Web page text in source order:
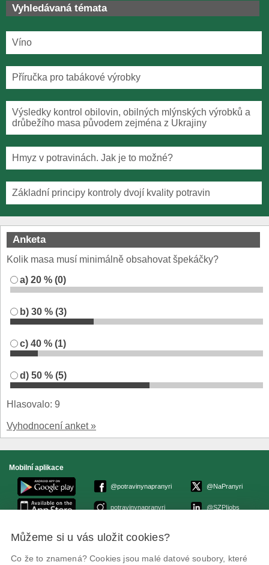
Vyhledávaná témata
Víno
Příručka pro tabákové výrobky
Výsledky kontrol obilovin, obilných mlýnských výrobků a
drůbežího masa původem zejména z Ukrajiny
Hmyz v potravinách. Jak je to možné?
Základní principy kontroly dvojí kvality potravin
Anketa
Kolik masa musí minimálně obsahovat špekáčky?
a) 20 % (0)
b) 30 % (3)
c) 40 % (1)
d) 50 % (5)
Hlasovalo: 9
Vyhodnocení anket »
Mobilní aplikace
@potravinynapranyri
potravinynapranyri
@NaPranyri
@SZPIjobs
© Státní zemědělská a potravinářská inspekce 2026.
ID datové schránky: avraiqg
Můžeme si u vás uložit cookies?
Co že to znamená? Cookies jsou malé datové soubory, které